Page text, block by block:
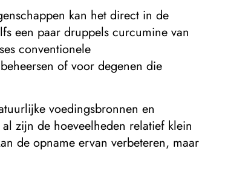
kan het direct in de
een paar druppels curcumine van
conventionele
of voor degenen die
voedingsbronnen en
zijn de hoeveelheden relatief klein
de opname ervan verbeteren, maar